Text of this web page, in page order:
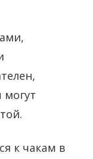
могут
к чакам в